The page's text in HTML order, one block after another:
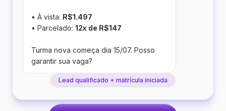
• À vista: R$1.497
• Parcelado: 12x de R$147
Turma nova começa dia 15/07. Posso
garantir sua vaga?
Lead qualificado + matrícula iniciada